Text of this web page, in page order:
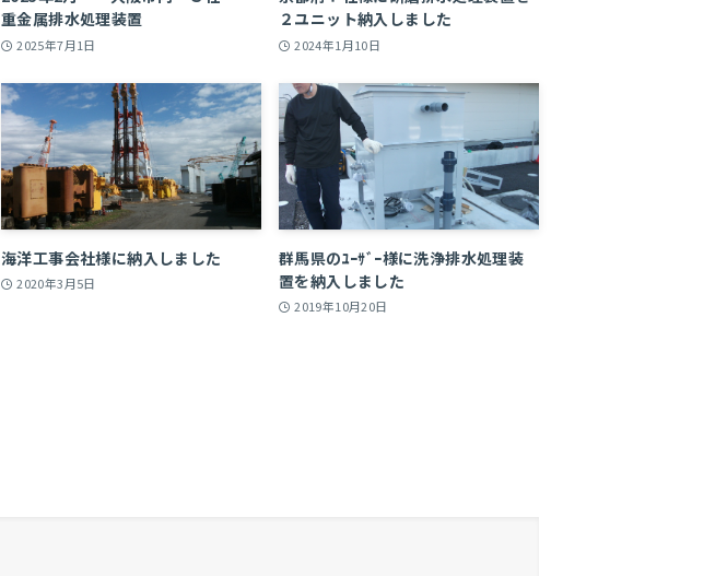
重金属排水処理装置
2025年7月1日
２ユニット納入しました
2024年1月10日
海洋工事会社様に納入しました
2020年3月5日
群馬県のﾕｰｻﾞｰ様に洗浄排水処理装
置を納入しました
2019年10月20日